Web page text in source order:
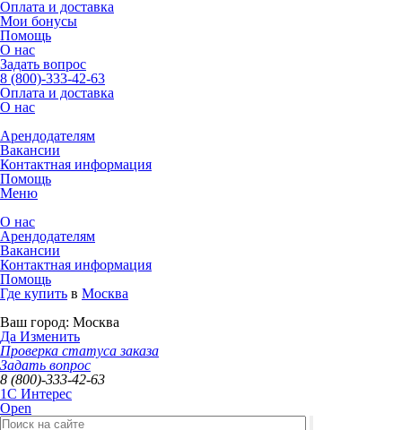
Оплата и доставка
Мои бонусы
Помощь
О нас
Задать вопрос
8 (800)-333-42-63
Оплата и доставка
О нас
Арендодателям
Вакансии
Контактная информация
Помощь
Меню
О нас
Арендодателям
Вакансии
Контактная информация
Помощь
Где купить в Москва
Ваш город: Москва
Да Изменить
Проверка статуса заказа
Задать вопрос
8 (800)-333-42-63
1C Интерес
Open